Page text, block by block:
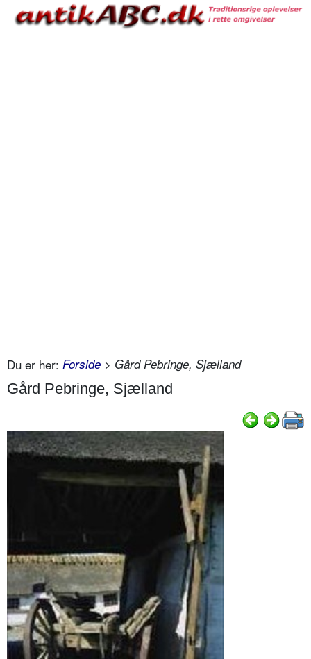
Du er her: Forside > Gård Pebringe, Sjælland
Gård Pebringe, Sjælland